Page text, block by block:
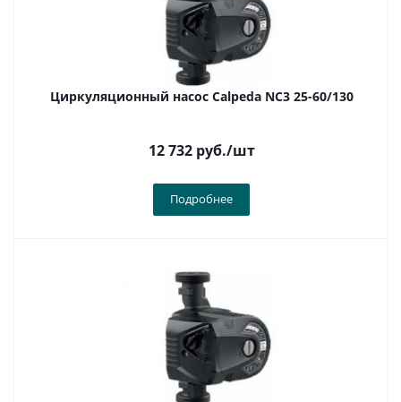
Циркуляционный насос Calpeda NC3 25-60/130
12 732руб./шт
Подробнее